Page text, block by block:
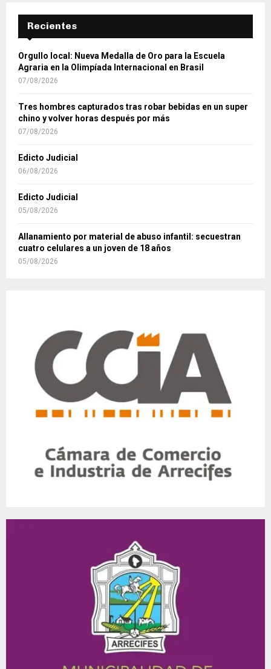
Recientes
Orgullo local: Nueva Medalla de Oro para la Escuela
Agraria en la Olimpíada Internacional en Brasil
07/08/2026
Tres hombres capturados tras robar bebidas en un super
chino y volver horas después por más
07/08/2026
Edicto Judicial
06/08/2026
Edicto Judicial
05/08/2026
Allanamiento por material de abuso infantil: secuestran
cuatro celulares a un joven de 18 años
05/08/2026